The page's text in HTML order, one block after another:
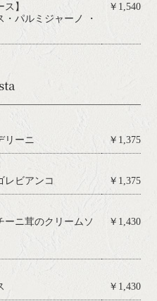
】
パルミジャーノ ・
￥1,540
リーニ ￥1,375
レビアンコ ￥1,375
ーニ茸のクリームソ
￥1,430
￥1,430